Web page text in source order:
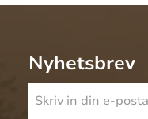
Nyhetsbrev